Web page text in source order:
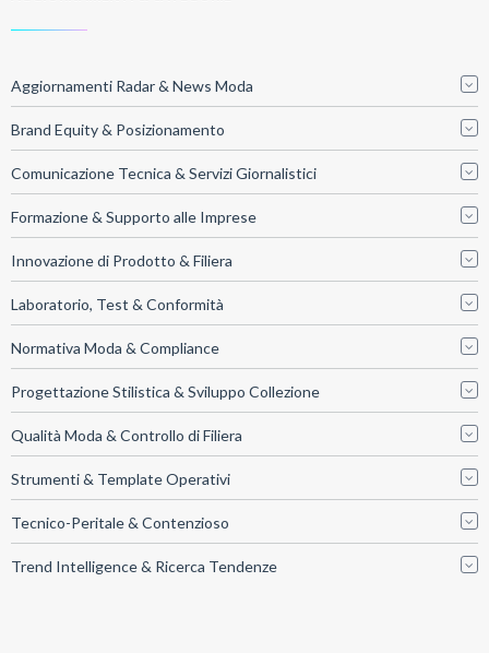
Aggiornamenti Radar & News Moda
Brand Equity & Posizionamento
Comunicazione Tecnica & Servizi Giornalistici
Formazione & Supporto alle Imprese
Innovazione di Prodotto & Filiera
Laboratorio, Test & Conformità
Normativa Moda & Compliance
Progettazione Stilistica & Sviluppo Collezione
Qualità Moda & Controllo di Filiera
Strumenti & Template Operativi
Tecnico-Peritale & Contenzioso
Trend Intelligence & Ricerca Tendenze